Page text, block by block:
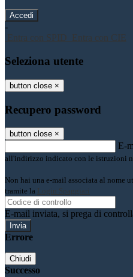
-
Entra con SPID
Entra con CIE
Seleziona utente
button close ×
Recupero password
button close ×
E-
all'indirizzo indicato con le istruzioni
Non hai una e-mail associata al nome
tramite la Login Spaggiari
E-mail inviata, si prega di
Errore
Chiudi
Successo